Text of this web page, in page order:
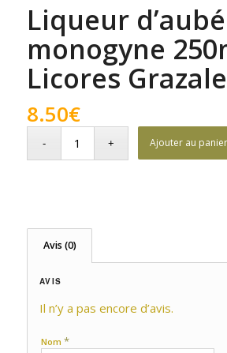
Liqueur
monogyne
Licores
8.50€
Ajouter au panier
Avis (0)
AVIS
Il n’y a pas encore d’avis.
Nom *